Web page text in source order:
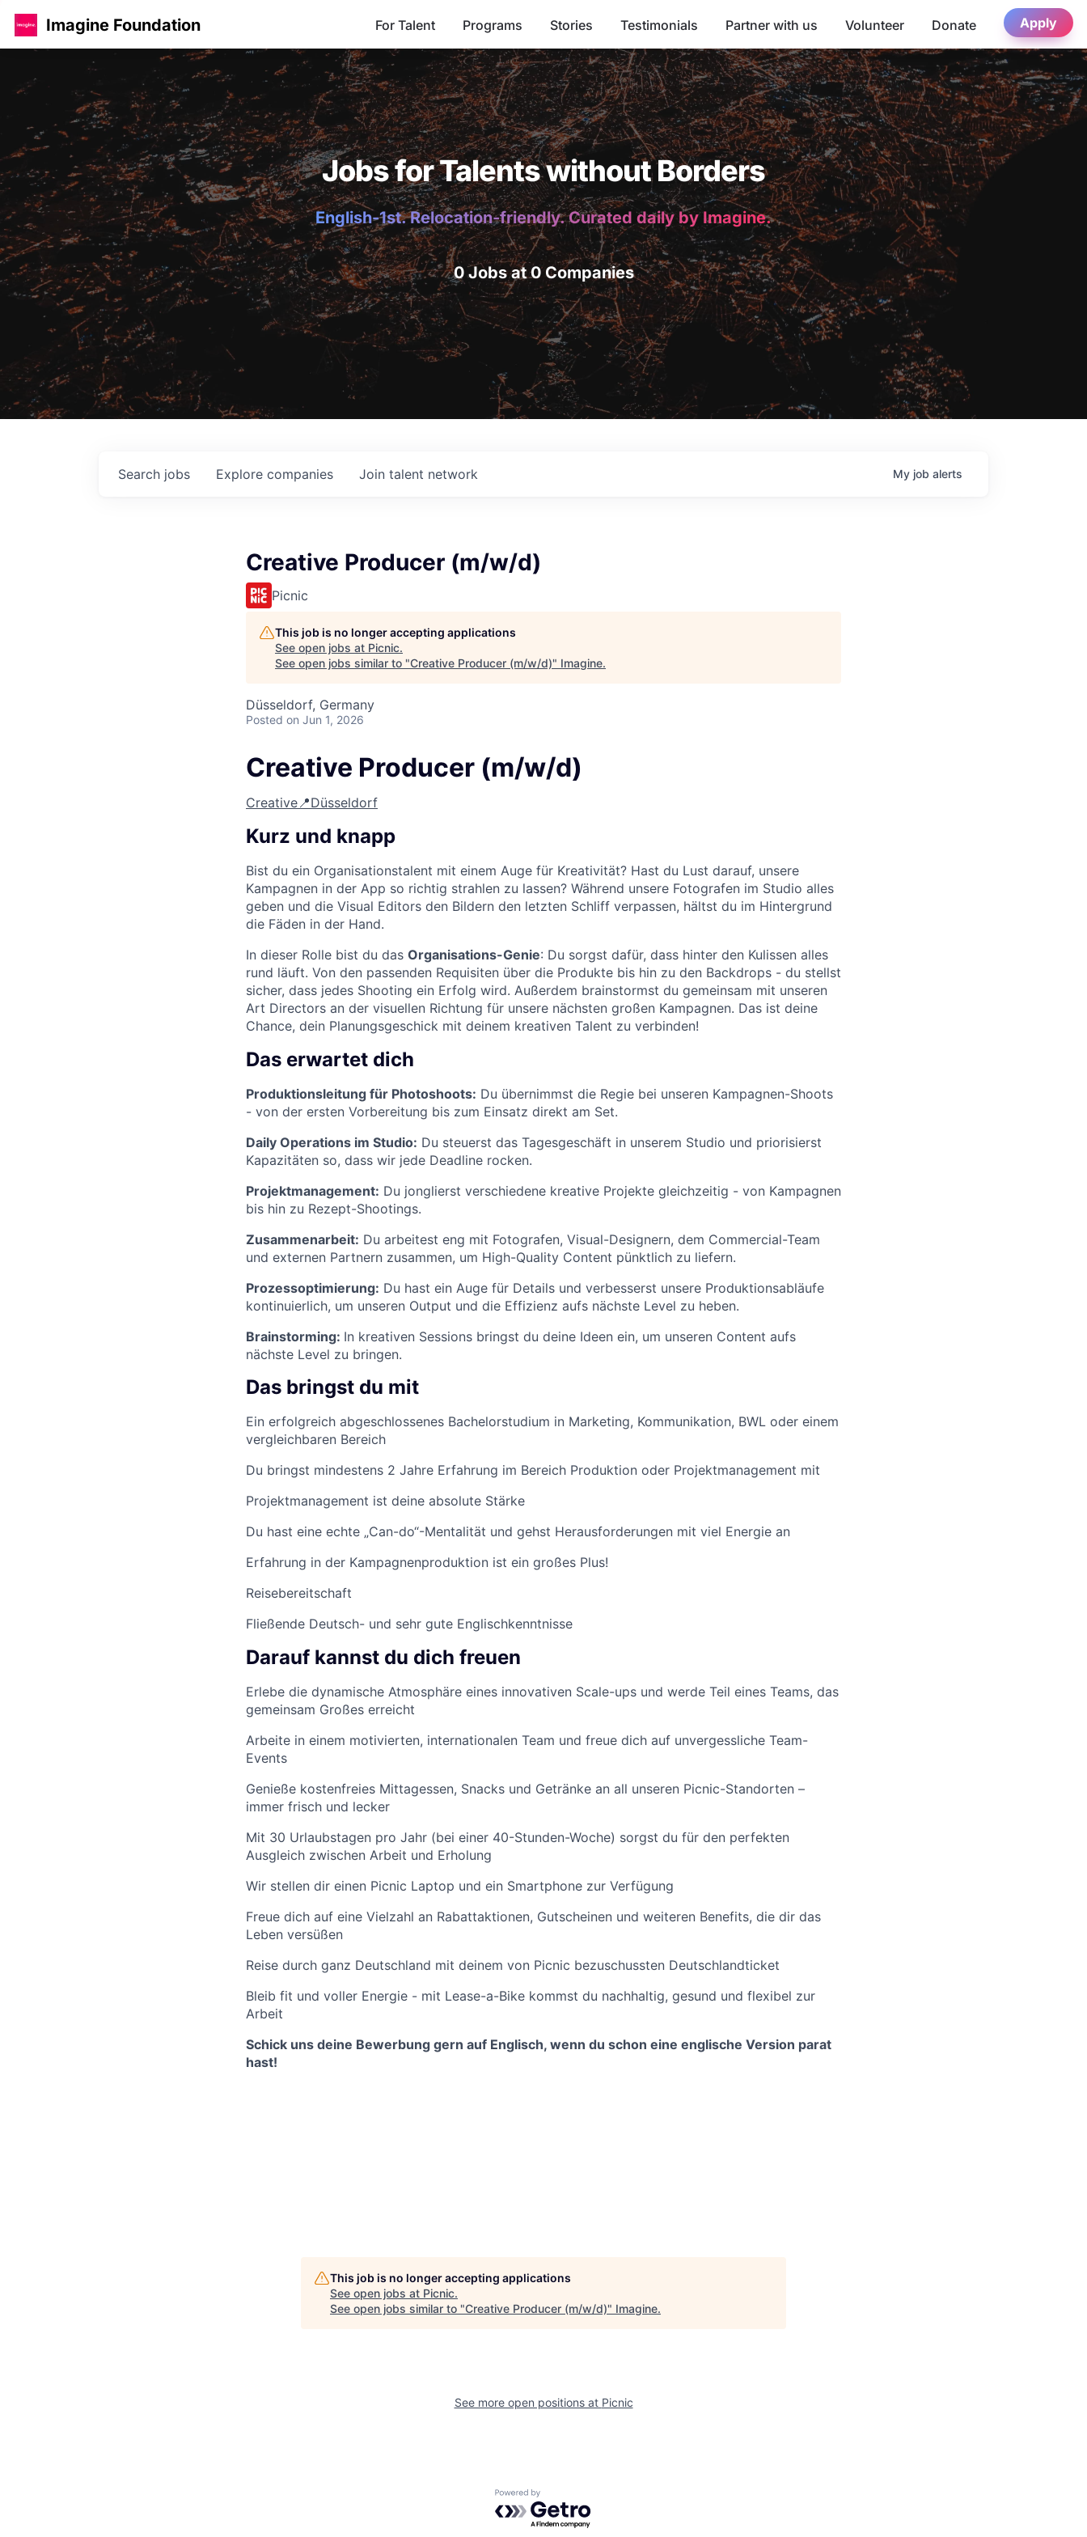
Imagine Foundation For Talent Programs Stories Testimonials Partner with us Volunteer Donate Apply
Jobs for Talents without Borders
English-1st. Relocation-friendly. Curated daily by Imagine.
0 Jobs at 0 Companies
Search jobs Explore companies Join talent network My job alerts
Creative Producer (m/w/d)
Picnic
This job is no longer accepting applications
See open jobs at Picnic.
See open jobs similar to "Creative Producer (m/w/d)" Imagine.
Düsseldorf, Germany
Posted on Jun 1, 2026
Creative Producer (m/w/d)
Creative 📍Düsseldorf
Kurz und knapp
Bist du ein Organisationstalent mit einem Auge für Kreativität? Hast du Lust darauf, unsere
Kampagnen in der App so richtig strahlen zu lassen? Während unsere Fotografen im Studio alles
geben und die Visual Editors den Bildern den letzten Schliff verpassen, hältst du im Hintergrund
die Fäden in der Hand.
In dieser Rolle bist du das Organisations-Genie: Du sorgst dafür, dass hinter den Kulissen alles
rund läuft. Von den passenden Requisiten über die Produkte bis hin zu den Backdrops - du stellst
sicher, dass jedes Shooting ein Erfolg wird. Außerdem brainstormst du gemeinsam mit unseren
Art Directors an der visuellen Richtung für unsere nächsten großen Kampagnen. Das ist deine
Chance, dein Planungsgeschick mit deinem kreativen Talent zu verbinden!
Das erwartet dich
Produktionsleitung für Photoshoots: Du übernimmst die Regie bei unseren Kampagnen-Shoots
- von der ersten Vorbereitung bis zum Einsatz direkt am Set.
Daily Operations im Studio: Du steuerst das Tagesgeschäft in unserem Studio und priorisierst
Kapazitäten so, dass wir jede Deadline rocken.
Projektmanagement: Du jonglierst verschiedene kreative Projekte gleichzeitig - von Kampagnen
bis hin zu Rezept-Shootings.
Zusammenarbeit: Du arbeitest eng mit Fotografen, Visual-Designern, dem Commercial-Team
und externen Partnern zusammen, um High-Quality Content pünktlich zu liefern.
Prozessoptimierung: Du hast ein Auge für Details und verbesserst unsere Produktionsabläufe
kontinuierlich, um unseren Output und die Effizienz aufs nächste Level zu heben.
Brainstorming: In kreativen Sessions bringst du deine Ideen ein, um unseren Content aufs
nächste Level zu bringen.
Das bringst du mit
Ein erfolgreich abgeschlossenes Bachelorstudium in Marketing, Kommunikation, BWL oder einem
vergleichbaren Bereich
Du bringst mindestens 2 Jahre Erfahrung im Bereich Produktion oder Projektmanagement mit
Projektmanagement ist deine absolute Stärke
Du hast eine echte „Can-do“-Mentalität und gehst Herausforderungen mit viel Energie an
Erfahrung in der Kampagnenproduktion ist ein großes Plus!
Reisebereitschaft
Fließende Deutsch- und sehr gute Englischkenntnisse
Darauf kannst du dich freuen
Erlebe die dynamische Atmosphäre eines innovativen Scale-ups und werde Teil eines Teams, das
gemeinsam Großes erreicht
Arbeite in einem motivierten, internationalen Team und freue dich auf unvergessliche Team-
Events
Genieße kostenfreies Mittagessen, Snacks und Getränke an all unseren Picnic-Standorten –
immer frisch und lecker
Mit 30 Urlaubstagen pro Jahr (bei einer 40-Stunden-Woche) sorgst du für den perfekten
Ausgleich zwischen Arbeit und Erholung
Wir stellen dir einen Picnic Laptop und ein Smartphone zur Verfügung
Freue dich auf eine Vielzahl an Rabattaktionen, Gutscheinen und weiteren Benefits, die dir das
Leben versüßen
Reise durch ganz Deutschland mit deinem von Picnic bezuschussten Deutschlandticket
Bleib fit und voller Energie - mit Lease-a-Bike kommst du nachhaltig, gesund und flexibel zur
Arbeit
Schick uns deine Bewerbung gern auf Englisch, wenn du schon eine englische Version parat
hast!
This job is no longer accepting applications
See open jobs at Picnic.
See open jobs similar to "Creative Producer (m/w/d)" Imagine.
See more open positions at Picnic
Powered by Getro.com